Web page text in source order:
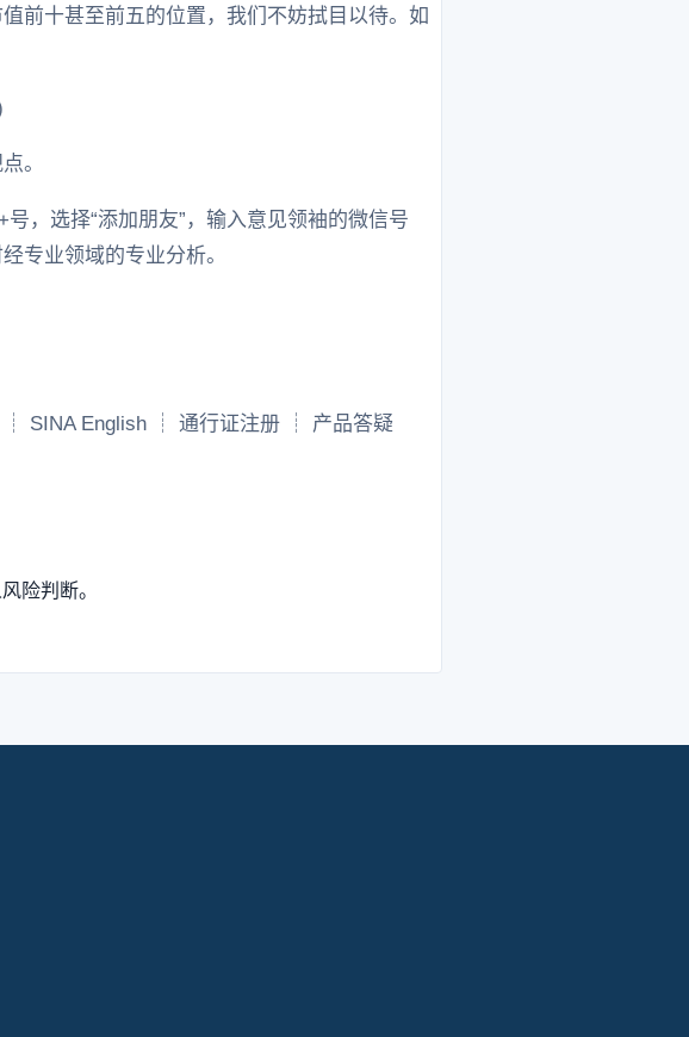
前十甚至前五的位置，我们不妨拭目以待。如
。
，选择“添加朋友”，输入意见领袖的微信号
专业领域的专业分析。
SINA English ┊ 通行证注册 ┊ 产品答疑
险判断。